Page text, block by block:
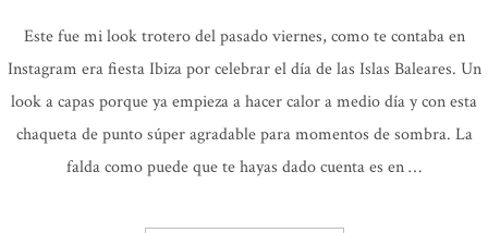
Este fue mi look trotero del pasado viernes, como te contaba en
Instagram era fiesta Ibiza por celebrar el día de las Islas Baleares. Un
look a capas porque ya empieza a hacer calor a medio día y con esta
chaqueta de punto súper agradable para momentos de sombra. La
falda como puede que te hayas dado cuenta es en …